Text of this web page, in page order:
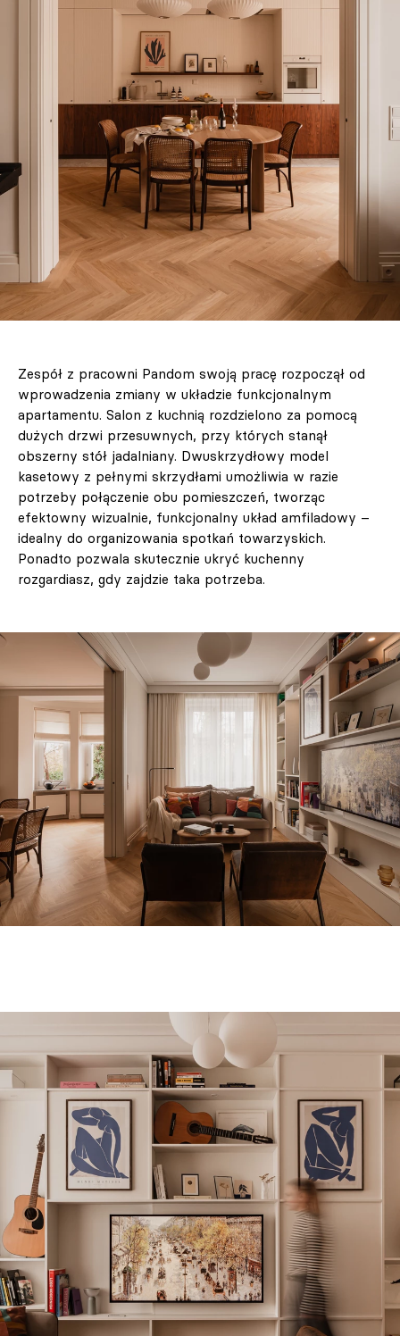
Zespół z pracowni Pandom swoją pracę rozpoczął od
wprowadzenia zmiany w układzie funkcjonalnym
apartamentu. Salon z kuchnią rozdzielono za pomocą
dużych drzwi przesuwnych, przy których stanął
obszerny stół jadalniany. Dwuskrzydłowy model
kasetowy z pełnymi skrzydłami umożliwia w razie
potrzeby połączenie obu pomieszczeń, tworząc
efektowny wizualnie, funkcjonalny układ amfiladowy –
idealny do organizowania spotkań towarzyskich.
Ponadto pozwala skutecznie ukryć kuchenny
rozgardiasz, gdy zajdzie taka potrzeba.